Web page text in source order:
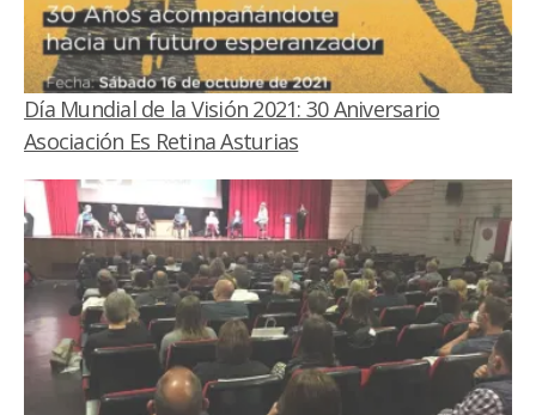
Día Mundial de la Visión 2021: 30 Aniversario
Asociación Es Retina Asturias